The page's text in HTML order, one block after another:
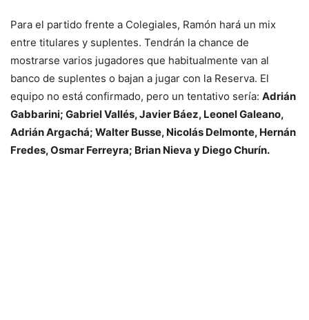
Para el partido frente a Colegiales, Ramón hará un mix
entre titulares y suplentes. Tendrán la chance de
mostrarse varios jugadores que habitualmente van al
banco de suplentes o bajan a jugar con la Reserva. El
equipo no está confirmado, pero un tentativo sería: Adrián
Gabbarini; Gabriel Vallés, Javier Báez, Leonel Galeano,
Adrián Argachá; Walter Busse, Nicolás Delmonte, Hernán
Fredes, Osmar Ferreyra; Brian Nieva y Diego Churín.